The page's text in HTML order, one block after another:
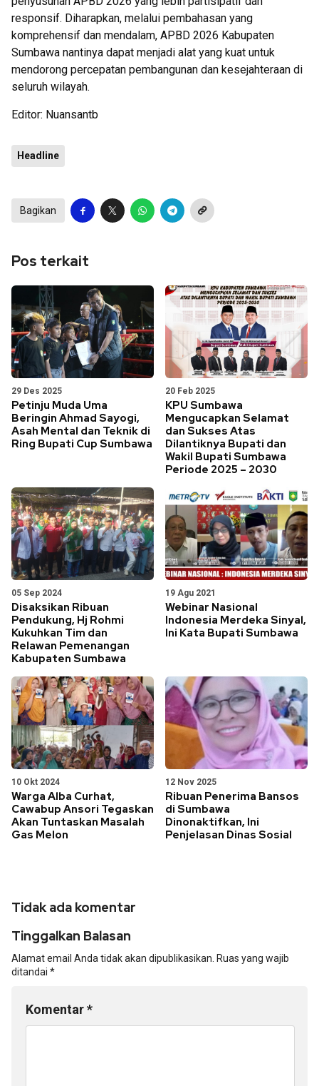
responsif. Diharapkan, melalui pembahasan yang
komprehensif dan mendalam, APBD 2026 Kabupaten
Sumbawa nantinya dapat menjadi alat yang kuat untuk
mendorong percepatan pembangunan dan kesejahteraan di
seluruh wilayah.
Editor: Nuansantb
Headline
Bagikan
Pos terkait
29 Des 2025
Petinju Muda Uma
Beringin Ahmad Sayogi,
Asah Mental dan Teknik di
Ring Bupati Cup Sumbawa
20 Feb 2025
KPU Sumbawa
Mengucapkan Selamat
dan Sukses Atas
Dilantiknya Bupati dan
Wakil Bupati Sumbawa
Periode 2025 – 2030
05 Sep 2024
Disaksikan Ribuan
Pendukung, Hj Rohmi
Kukuhkan Tim dan
Relawan Pemenangan
Kabupaten Sumbawa
19 Agu 2021
Webinar Nasional
Indonesia Merdeka Sinyal,
Ini Kata Bupati Sumbawa
10 Okt 2024
Warga Alba Curhat,
Cawabup Ansori Tegaskan
Akan Tuntaskan Masalah
Gas Melon
12 Nov 2025
Ribuan Penerima Bansos
di Sumbawa
Dinonaktifkan, Ini
Penjelasan Dinas Sosial
Tidak ada komentar
Tinggalkan Balasan
Alamat email Anda tidak akan dipublikasikan. Ruas yang wajib
ditandai *
Komentar*